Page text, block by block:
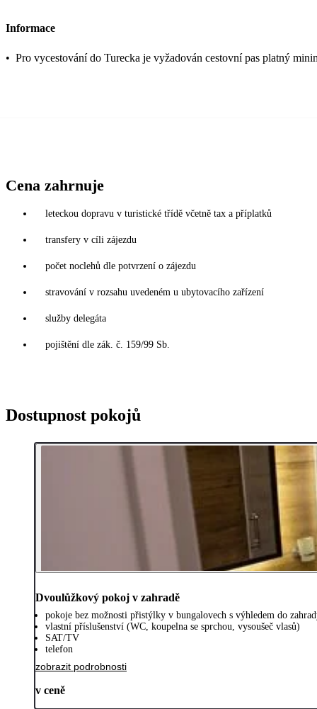
Informace
• Pro vycestování do Turecka je vyžadován cestovní pas platný
Cena zahrnuje
leteckou dopravu v turistické třídě včetně tax a příplatků
transfery v cíli zájezdu
počet noclehů dle potvrzení o zájezdu
stravování v rozsahu uvedeném u ubytovacího zařízení
služby delegáta
pojištění dle zák. č. 159/99 Sb.
Dostupnost pokojů
Dvoulůžkový pokoj v zahradě
pokoje bez možnosti přistýlky v bungalovech s výhledem do
vlastní příslušenství (WC, koupelna se sprchou, vysoušeč vlasů)
SAT/TV
telefon
zobrazit podrobnosti
v ceně